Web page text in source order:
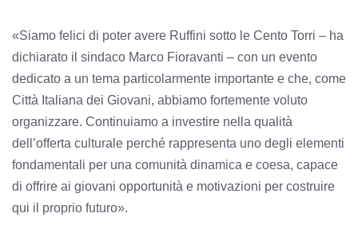
«Siamo felici di poter avere Ruffini sotto le Cento Torri – ha
dichiarato il sindaco Marco Fioravanti – con un evento
dedicato a un tema particolarmente importante e che, come
Città Italiana dei Giovani, abbiamo fortemente voluto
organizzare. Continuiamo a investire nella qualità
dell’offerta culturale perché rappresenta uno degli elementi
fondamentali per una comunità dinamica e coesa, capace
di offrire ai giovani opportunità e motivazioni per costruire
qui il proprio futuro».